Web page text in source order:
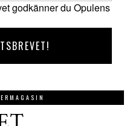
godkänner du Opulens